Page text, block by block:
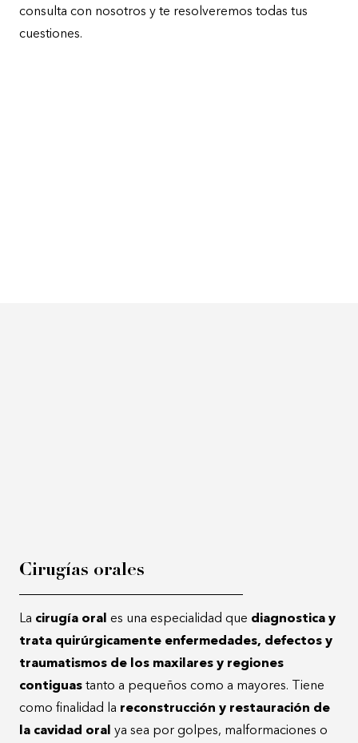
consulta con nosotros y te resolveremos todas tus
cuestiones.
Cirugías orales
La cirugía oral es una especialidad que diagnostica y
trata quirúrgicamente enfermedades, defectos y
traumatismos de los maxilares y regiones
contiguas tanto a pequeños como a mayores. Tiene
como finalidad la reconstrucción y restauración de
la cavidad oral ya sea por golpes, malformaciones o